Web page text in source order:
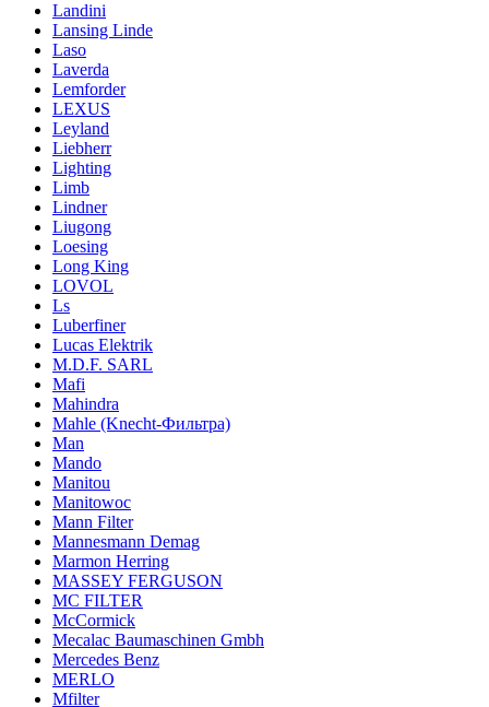
Landini
Lansing Linde
Laso
Laverda
Lemforder
LEXUS
Leyland
Liebherr
Lighting
Limb
Lindner
Liugong
Loesing
Long King
LOVOL
Ls
Luberfiner
Lucas Elektrik
M.D.F. SARL
Mafi
Mahindra
Mahle (Knecht-Фильтра)
Man
Mando
Manitou
Manitowoc
Mann Filter
Mannesmann Demag
Marmon Herring
MASSEY FERGUSON
MC FILTER
McCormick
Mecalac Baumaschinen Gmbh
Mercedes Benz
MERLO
Mfilter